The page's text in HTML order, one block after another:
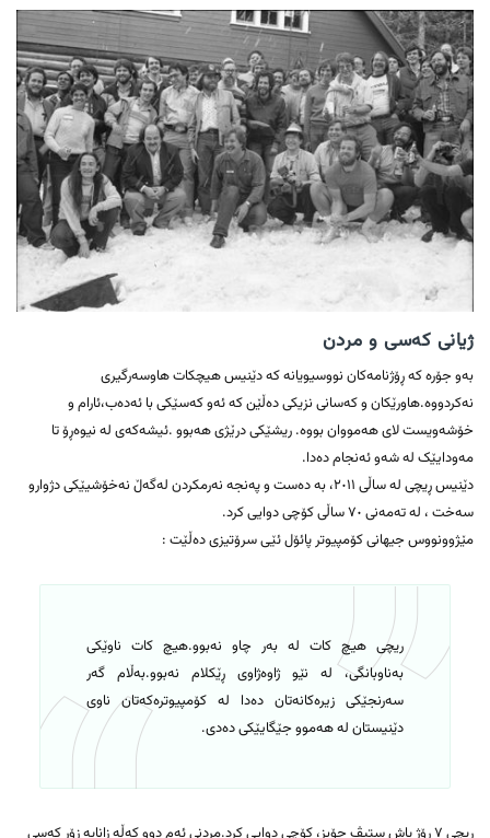
ژیانی کەسی و مردن
بەو جۆرە کە ڕۆژنامەکان نووسیویانە کە دێنیس هیچکات هاوسەرگیری
نەکردووە.هاورێکان و کەسانی نزیکی دەڵێن کە ئەو کەسێکی با ئەدەب،ئارام و
خۆشەویست لای هەمووان بووە. ریشێکی درێژی هەبوو .ئیشەکەی لە نیوەڕۆ تا
مەودایێک لە شەو ئەنجام دەدا.
دێنیس ڕیچی لە ساڵی ٢٠١١، بە دەست و پەنجە نەرمکردن لەگەڵ نەخۆشیێکی دژوارو
سەخت ، لە تەمەنی ٧٠ ساڵی کۆچی دوایی کرد.
مێژوونووس جیهانی کۆمپیوتر پائۆل ئێی سرۆتیزی دەڵێت :
ریچی هیچ کات لە بەر چاو نەبوو.هیچ کات ناوێکی
بەناوبانگی، لە نێو ژاوەژاوی ڕێکلام نەبوو.بەڵام گەر
سەرنجێکی زیرەکانەتان دەدا لە کۆمپیوترەکەتان ناوی
دێنیستان لە هەموو جێگایێکی دەدی.
ریچی ٧ ڕۆژ پاش ستیڤ جۆبز، کۆچی دوایی کرد.مردنی ئەم دوو کەڵە زانایە زۆر کەسی